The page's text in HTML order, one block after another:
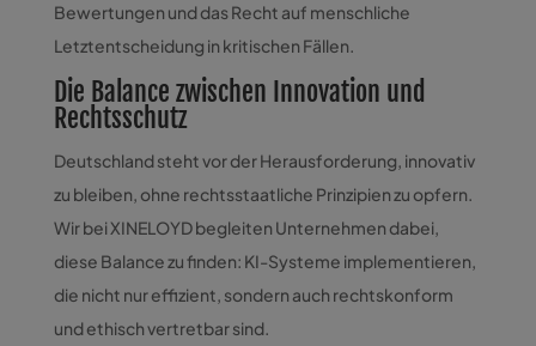
Bewertungen und das Recht auf menschliche
Letztentscheidung in kritischen Fällen.
Die Balance zwischen Innovation und
Rechtsschutz
Deutschland steht vor der Herausforderung, innovativ
zu bleiben, ohne rechtsstaatliche Prinzipien zu opfern.
Wir bei XINELOYD begleiten Unternehmen dabei,
diese Balance zu finden: KI-Systeme implementieren,
die nicht nur effizient, sondern auch rechtskonform
und ethisch vertretbar sind.